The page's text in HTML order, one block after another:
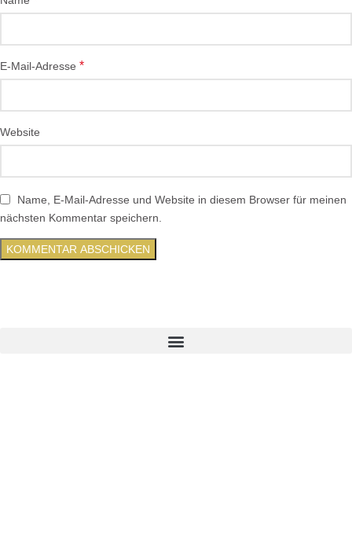
E-Mail-Adresse *
Website
Name, E-Mail-Adresse und Website in diesem Browser für meinen
nächsten Kommentar speichern.